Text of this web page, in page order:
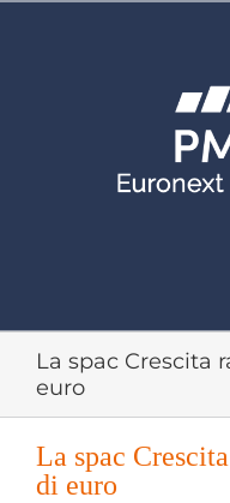
La spac Crescita
euro
La spac
di euro